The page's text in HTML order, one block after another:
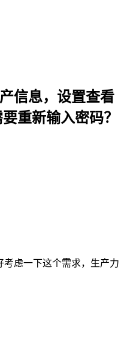
信息，设置查看
重新输入密码？
虑一下这个需求，生产力